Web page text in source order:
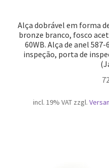
Alça dobrável em forma
bronze branco, fosco
60WB. Alça de anel 587-
inspeção, porta de
incl. 19% VAT zzgl.